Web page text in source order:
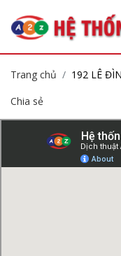
Trang chủ
192 LÊ
Chia sẻ